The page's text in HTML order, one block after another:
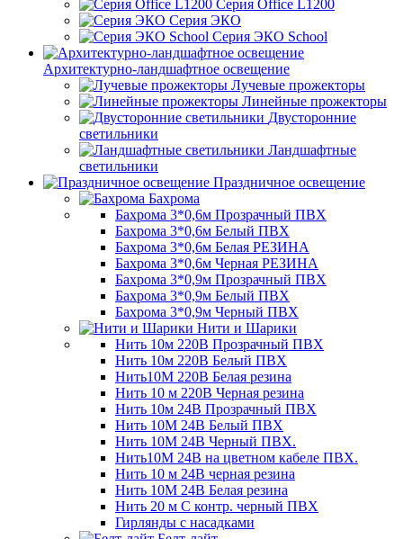
Серия Office L1200
Серия ЭКО
Серия ЭКО School
Архитектурно-ландшафтное освещение
Лучевые прожекторы
Линейные прожекторы
Двусторонние
светильники
Ландшафтные
светильники
Праздничное освещение
Бахрома
Бахрома 3*0,6м Прозрачный ПВХ
Бахрома 3*0,6м Белый ПВХ
Бахрома 3*0,6м Белая РЕЗИНА
Бахрома 3*0,6м Черная РЕЗИНА
Бахрома 3*0,9м Прозрачный ПВХ
Бахрома 3*0,9м Белый ПВХ
Бахрома 3*0,9м Черный ПВХ
Нити и Шарики
Нить 10м 220В Прозрачный ПВХ
Нить 10м 220В Белый ПВХ
Нить10М 220В Белая резина
Нить 10 м 220В Черная резина
Нить 10м 24В Прозрачный ПВХ
Нить 10М 24В Белый ПВХ
Нить 10М 24В Черный ПВХ.
Нить10М 24В на цветном кабеле ПВХ.
Нить 10 м 24В черная резина
Нить 10М 24В Белая резина
Нить 20 м С контр. черный ПВХ
Гирлянды с насадками